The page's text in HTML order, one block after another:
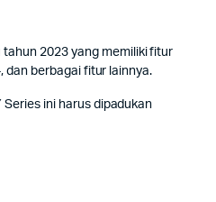
tahun 2023 yang memiliki fitur
dan berbagai fitur lainnya.
ini harus dipadukan